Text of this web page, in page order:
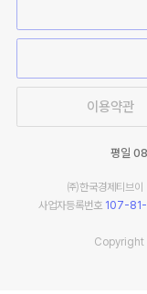
이용약관
평일
㈜한국경제티브
사업자등록번호 107-
Copyright